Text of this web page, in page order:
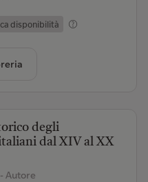
disponibilità
degli
dal XIV al XX
- Autore